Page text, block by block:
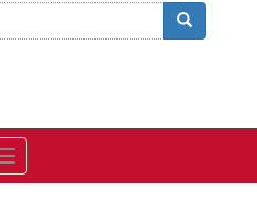
Search
Toggle navigation